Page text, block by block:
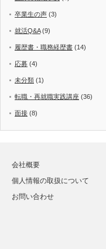
卒業生の声 (3)
就活Q&A(9)
履歴書・職務経歴書 (14)
応募 (4)
未分類 (1)
転職・再就職実践講座 (36)
面接 (8)
会社概要
個人情報の取扱について
お問い合わせ